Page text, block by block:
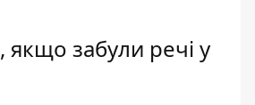
забули речі у